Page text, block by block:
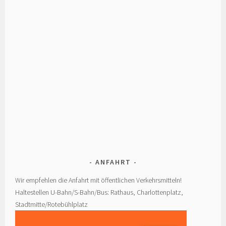
ANFAHRT
Wir empfehlen die Anfahrt mit öffentlichen Verkehrsmitteln!
Haltestellen U-Bahn/S-Bahn/Bus: Rathaus, Charlottenplatz,
Stadtmitte/Rotebühlplatz